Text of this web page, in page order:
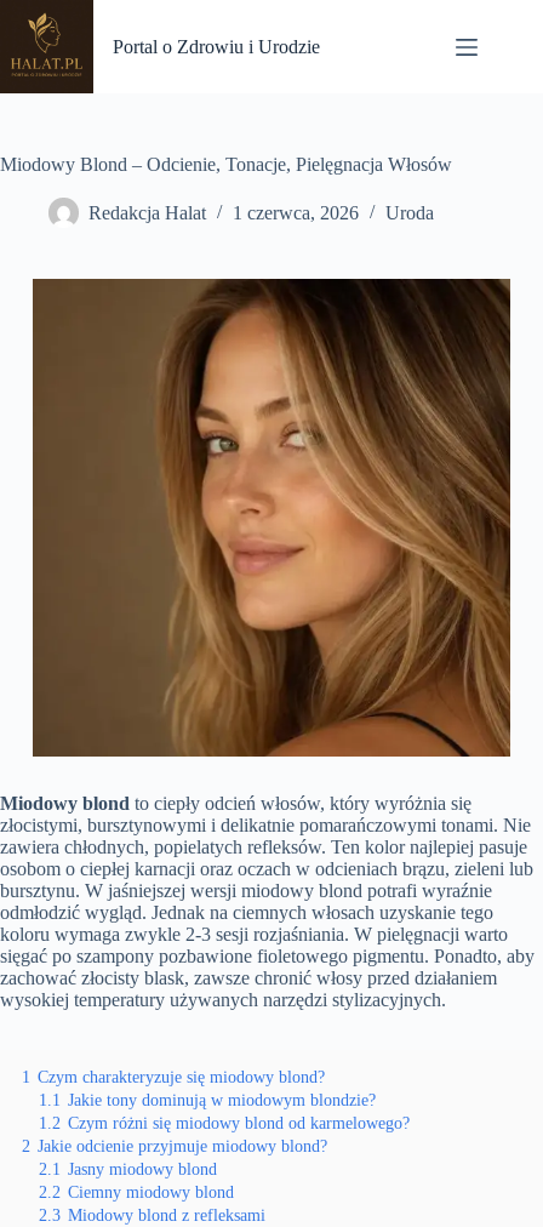
Przejdź
treści
Portal o Zdrowiu i Urodzie
Miodowy Blond – Odcienie, Tonacje, Pielęgnacja Włosów
Redakcja Halat 1 czerwca, 2026 Uroda
Miodowy blond to ciepły odcień włosów, który wyróżnia się
złocistymi, bursztynowymi i delikatnie pomarańczowymi tonami. Nie
zawiera chłodnych, popielatych refleksów. Ten kolor najlepiej pasuje
osobom o ciepłej karnacji oraz oczach w odcieniach brązu, zieleni lub
bursztynu. W jaśniejszej wersji miodowy blond potrafi wyraźnie
odmłodzić wygląd. Jednak na ciemnych włosach uzyskanie tego
koloru wymaga zwykle 2-3 sesji rozjaśniania. W pielęgnacji warto
sięgać po szampony pozbawione fioletowego pigmentu. Ponadto, aby
zachować złocisty blask, zawsze chronić włosy przed działaniem
wysokiej temperatury używanych narzędzi stylizacyjnych.
1 Czym charakteryzuje się miodowy blond?
1.1 Jakie tony dominują w miodowym blondzie?
1.2 Czym różni się miodowy blond od karmelowego?
2 Jakie odcienie przyjmuje miodowy blond?
2.1 Jasny miodowy blond
2.2 Ciemny miodowy blond
2.3 Miodowy blond z refleksami